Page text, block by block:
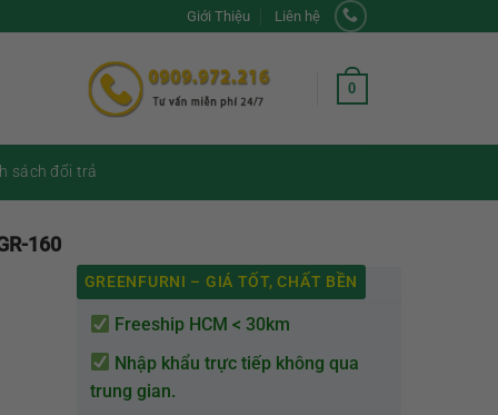
Giới Thiệu Liên hệ
0
sách đổi trả
160
GREENFURNI – GIÁ TỐT, CHẤT BỀN
Freeship HCM < 30km
Nhập khẩu trực tiếp không qua
trung gian.